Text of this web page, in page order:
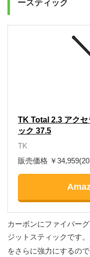
ースティック
TK Total 2.3 アクセ
ック 37.5
TK
販売価格 ￥
カーボンにファイバー
ジットスティックです
をさらに強力にするので